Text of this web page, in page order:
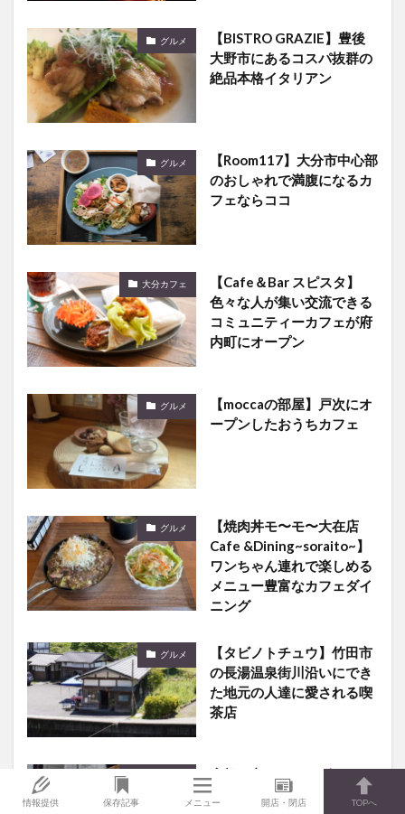
グルメ
【BISTRO GRAZIE】豊後
大野市にあるコスパ抜群の
絶品本格イタリアン
グルメ
【Room117】大分市中心部
のおしゃれで満腹になるカ
フェならココ
大分カフェ
【Cafe＆Bar スピスタ】
色々な人が集い交流できる
コミュニティーカフェが府
内町にオープン
グルメ
【moccaの部屋】戸次にオ
ープンしたおうちカフェ
グルメ
【焼肉丼モ〜モ〜大在店
Cafe &Dining~soraito~】
ワンちゃん連れで楽しめる
メニュー豊富なカフェダイ
ニング
グルメ
【タビノトチュウ】竹田市
の長湯温泉街川沿いにでき
た地元の人達に愛される喫
茶店
広報の方にインタビュー！
期間限定ショップ【猿田彦
情報提供 保存記事 メニュー 開店・閉店 TOPへ